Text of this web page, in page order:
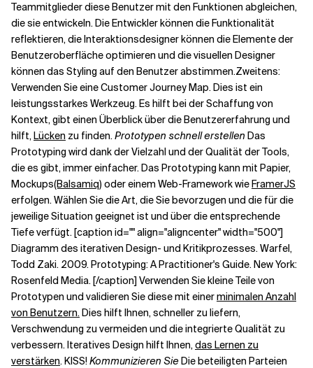
Teammitglieder diese Benutzer mit den Funktionen abgleichen,
die sie entwickeln. Die Entwickler können die Funktionalität
reflektieren, die Interaktionsdesigner können die Elemente der
Benutzeroberfläche optimieren und die visuellen Designer
können das Styling auf den Benutzer abstimmen.Zweitens:
Verwenden Sie eine Customer Journey Map. Dies ist ein
leistungsstarkes Werkzeug. Es hilft bei der Schaffung von
Kontext, gibt einen Überblick über die Benutzererfahrung und
hilft,Lücken zu finden.Prototypen schnell erstellen Das
Prototyping wird dank der Vielzahl und der Qualität der Tools,
die es gibt, immer einfacher. Das Prototyping kann mit Papier,
Mockups(Balsamiq) oder einem Web-Framework wieFramerJS
erfolgen. Wählen Sie die Art, die Sie bevorzugen und die für die
jeweilige Situation geeignet ist und über die entsprechende
Tiefe verfügt. [caption id="" align="aligncenter" width="500"]
Diagramm des iterativen Design- und Kritikprozesses. Warfel,
Todd Zaki. 2009. Prototyping: A Practitioner's Guide. New York:
Rosenfeld Media. [/caption] Verwenden Sie kleine Teile von
Prototypen und validieren Sie diese mit einerminimalen Anzahl
von Benutzern.Dies hilft Ihnen, schneller zu liefern,
Verschwendung zu vermeiden und die integrierte Qualität zu
verbessern. Iteratives Design hilft Ihnen,das Lernen zu
verstärken. KISS!Kommunizieren SieDie beteiligten Parteien